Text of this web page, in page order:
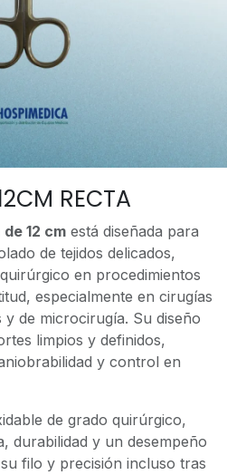
RECTA
12 cm está diseñada para
de tejidos delicados,
en procedimientos
especialmente en cirugías
de microcirugía. Su diseño
limpios y definidos,
y control en
de grado quirúrgico,
durabilidad y un desempeño
filo y precisión incluso tras